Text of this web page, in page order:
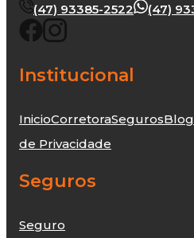
(47) 93385-2522
(47)
Institucional
InicioCorretoraSegurosBlog
de Privacidade
Seguros
Seguro